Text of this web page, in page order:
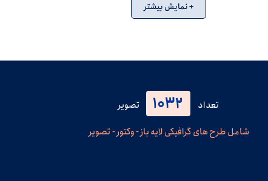
+ نمایش بیشتر
تعداد 1032
تصویر
شامل طرح های گرافیکی لایه باز - وکتور - تصویر